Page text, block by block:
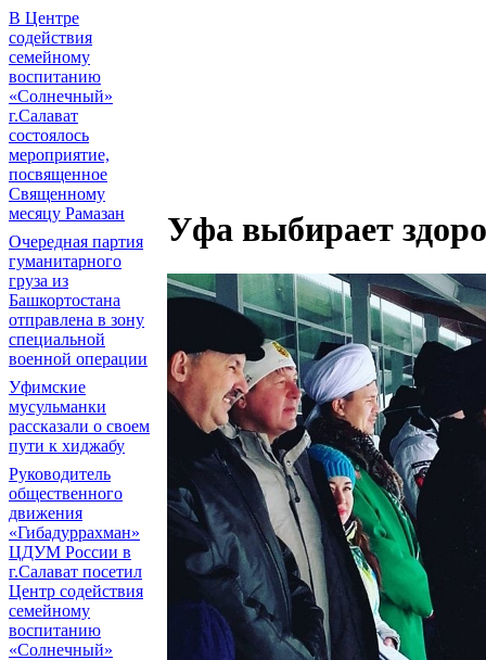
В Центре
содействия
семейному
воспитанию
«Солнечный»
г.Салават
состоялось
мероприятие,
посвященное
Священному
месяцу Рамазан
Очередная партия
гуманитарного
груза из
Башкортостана
отправлена в зону
специальной
военной операции
Уфимские
мусульманки
рассказали о своем
пути к хиджабу
Руководитель
общественного
движения
«Гибадуррахман»
ЦДУМ России в
г.Салават посетил
Центр содействия
семейному
воспитанию
«Солнечный»
Уфа выбирает